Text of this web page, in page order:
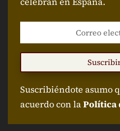
Suscribiéndote asumo
acuerdo con laPolítica